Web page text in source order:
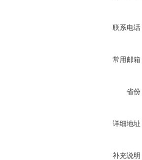
联系电话
常用邮箱
省份
详细地址
补充说明